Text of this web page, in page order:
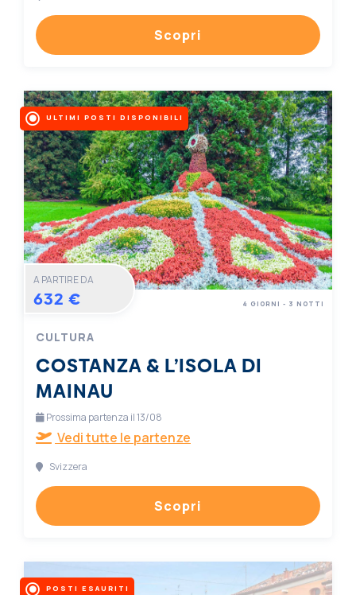
Scopri
ULTIMI POSTI DISPONIBILI
A PARTIRE DA
632 €
CULTURA
COSTANZA & L’ISOLA DI
MAINAU
4 GIORNI - 3 NOTTI
Prossima partenza il 13/08
Vedi tutte le partenze
Svizzera
Scopri
POSTI ESAURITI